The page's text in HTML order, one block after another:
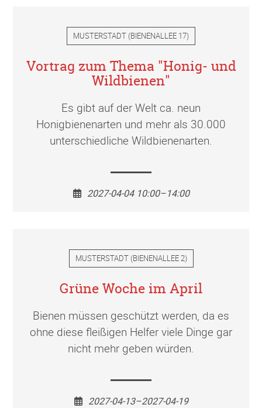
MUSTERSTADT (BIENENALLEE 17)
Vortrag zum Thema "Honig- und
Wildbienen"
Es gibt auf der Welt ca. neun
Honigbienenarten und mehr als 30.000
unterschiedliche Wildbienenarten.
2027-04-04 10:00–14:00
MUSTERSTADT(BIENENALLEE 2)
Grüne Woche im April
Bienen müssen geschützt werden, da es
ohne diese fleißigen Helfer viele Dinge gar
nicht mehr geben würden.
2027-04-13–2027-04-19